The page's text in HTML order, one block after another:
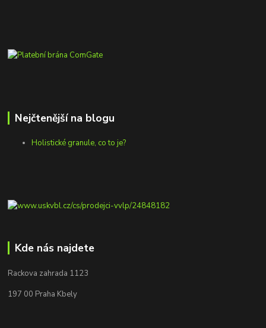
Nejčtenější na blogu
Holistické granule, co to je?
Kde nás najdete
Rackova zahrada 1123
197 00 Praha Kbely